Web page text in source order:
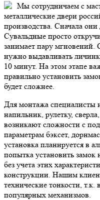
Мы сотрудничаем с
металлические двери
производства. Сначала
Сувальдные просто
занимает пару мгновений.
нужно выдавливать
10 минут. На этом этапе
правильно установить
будет сложнее.
Для монтажа специалисты
напильник, рулетку,
возникают сложности с
параметрам бэксет,
установка планируется в
попытка установить
без учета этих
конструкции. Нашим
технические тонкости,
популярных механизмов.